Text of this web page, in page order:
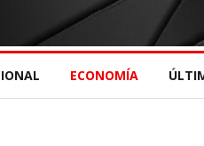
ECONOMÍA